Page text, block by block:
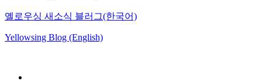
옐로우싱 새소식 블러그(한국어)
Yellowsing Blog (English)